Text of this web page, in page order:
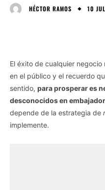
HÉCTOR RAMOS 10
El éxito de cualquier
en el público y el recuerdo
sentido, para prosperar es
desconocidos en
depende de la estrategia de
implemente.